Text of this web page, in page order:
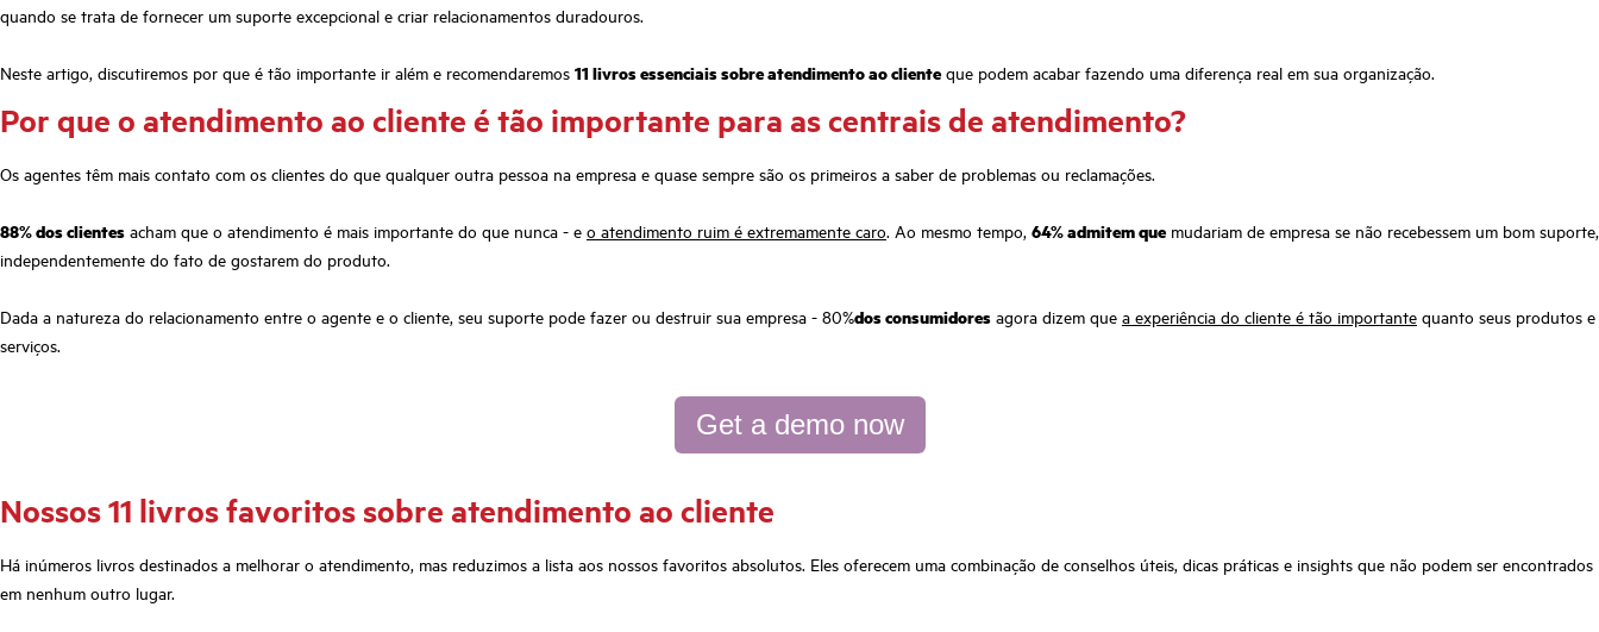
quando se trata de fornecer um suporte excepcional e criar relacionamentos duradouros.
Neste artigo, discutiremos por que é tão importante ir além e recomendaremos 11 livros essenciais sobre atendimento ao clienteque podem acabar fazendo uma diferença real em sua organização.
Por que o atendimento ao cliente é tão importante para as centrais de atendimento?
Os agentes têm mais contato com os clientes do que qualquer outra pessoa na empresa e quase sempre são os primeiros a saber de problemas ou reclamações.
88% dos clientes acham que o atendimento é mais importante do que nunca - e o atendimento ruim é extremamente caro. Ao mesmo tempo, 64% admitem quemudariam de empresa se não recebessem um bom suporte,
independentemente do fato de gostarem do produto.
Dada a natureza do relacionamento entre o agente e o cliente, seu suporte pode fazer ou destruir sua empresa - 80%dos consumidores agora dizem que a experiência do cliente é tão importante quanto seus produtos e
serviços.
Get a demo now
Nossos 11 livros favoritos sobre atendimento ao cliente
Há inúmeros livros destinados a melhorar o atendimento, mas reduzimos a lista aos nossos favoritos absolutos. Eles oferecem uma combinação de conselhos úteis, dicas práticas e insights que não podem ser encontrados
em nenhum outro lugar.